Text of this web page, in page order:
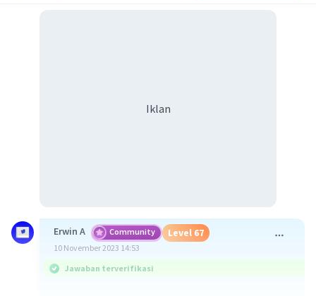
Iklan
Erwin A Community Level 67
10 November 2023 14:53
Jawaban terverifikasi